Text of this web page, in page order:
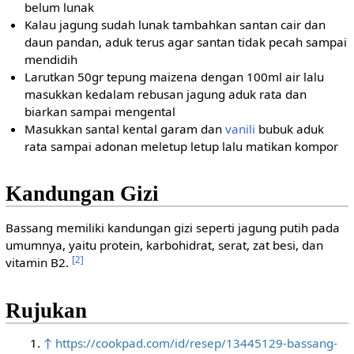
belum lunak
Kalau jagung sudah lunak tambahkan santan cair dan
daun pandan, aduk terus agar santan tidak pecah sampai
mendidih
Larutkan 50gr tepung maizena dengan 100ml air lalu
masukkan kedalam rebusan jagung aduk rata dan
biarkan sampai mengental
Masukkan santal kental garam danvanili bubuk aduk
rata sampai adonan meletup letup lalu matikan kompor
Kandungan Gizi
Bassang memiliki kandungan gizi seperti jagung putih pada
umumnya, yaitu protein, karbohidrat, serat, zat besi, dan
vitamin B2. [2]
Rujukan
↑ https://cookpad.com/id/resep/13445129-bassang-